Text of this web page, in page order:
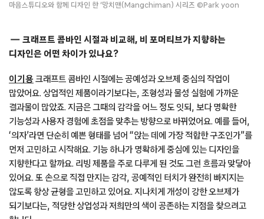
마음스튜디오와 함께 디자인 한 ‘망치맨(Mangchiman) 시리즈 ©Park yoon
크래프트 콤바인 시절과 비교해, 비 포머티브가 지향하는
디자인은 어떤 차이가 있나요?
이기용 크래프트 콤바인 시절에는 공예성과 오브제 중심의 작업이
많았어요. 상업적인 제품이라기보다는, 조형성과 물성 실험에 가까운
결과물이 많았죠. 지금은 그때의 감각을 어느 정도 잇되, 보다 명확한
기능성과 사용자 경험에 초점을 맞추는 방향으로 바뀌었어요. 예를 들어,
‘의자’라면 단순히 예쁜 형태를 넘어 “앉는 데에 가장 적합한 구조인가”를
먼저 고민하고 시작해요. 기능 하나가 명확하게 중심에 있는 디자인을
지향한다고 할까요. 리빙 제품을 주로 다루게 된 것도 그런 흐름과 맞닿아
있어요. 또 손으로 직접 만지는 감각, 공예적인 터치가 완전히 빠지지는
않도록 항상 균형을 고민하고 있어요. 지나치게 개성이 강한 오브제가
되기보다는, 적당한 상업성과 저희만의 색이 공존하는 지점을 찾으려고